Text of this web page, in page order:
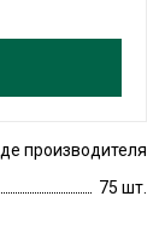
производителя
75 шт.